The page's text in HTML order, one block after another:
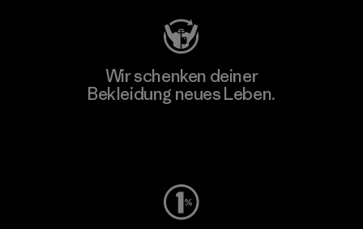
Wir schenken deiner
Bekleidung neues Leben.